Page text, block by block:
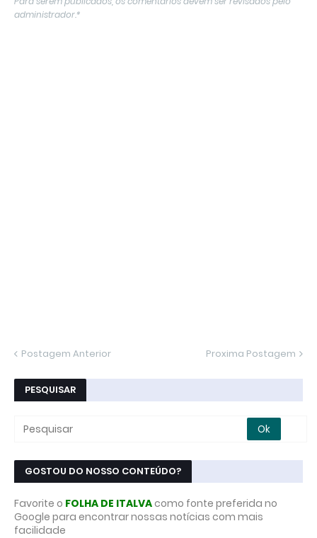
administrador.*
Postagem Anterior Proxima Postagem
PESQUISAR
GOSTOU DO NOSSO CONTEÚDO?
Favorite o FOLHA DE ITALVAcomo fonte preferida no
Google para encontrar nossas notícias com mais
facilidade